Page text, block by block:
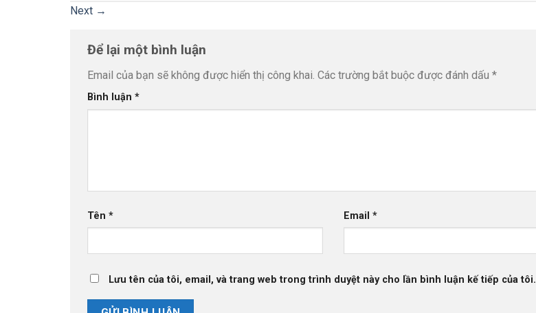
Next →
Để lại một bình luận
Email của bạn sẽ không được hiển thị công khai. Các trường bắt buộc được đánh dấu *
Bình luận *
Tên * Email*
Lưu tên của tôi, email, và trang web trong trình duyệt này cho lần bình luận kế tiếp của tôi.